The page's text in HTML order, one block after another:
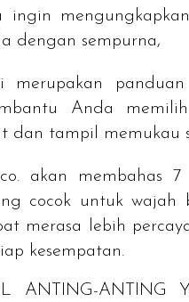
ingin
dengan sempurna,
merupakan
Anda
dan tampil memukau
akan membahas
cocok untuk wajah
merasa lebih
kesempatan.
ANTING-ANTING